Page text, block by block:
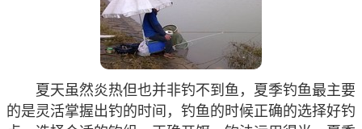
夏天虽然炎热但也并非钓不到鱼，夏季钓鱼最主要
的是灵活掌握出钓的时间，钓鱼的时候正确的选择好钓